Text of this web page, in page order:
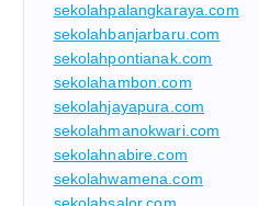
sekolahpalangkaraya.com
sekolahbanjarbaru.com
sekolahpontianak.com
sekolahambon.com
sekolahjayapura.com
sekolahmanokwari.com
sekolahnabire.com
sekolahwamena.com